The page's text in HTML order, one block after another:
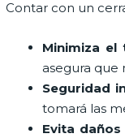
Contar con un
Minimiza el
asegura que
Seguridad
tomará las
Evita